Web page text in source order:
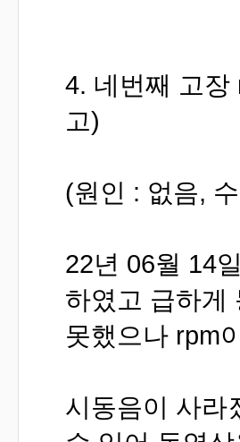
4. 네번째 고장
고)
(원인 : 없음,
22년 06월 14
하였고 급하게
못했으나 rpm
시동음이 사라